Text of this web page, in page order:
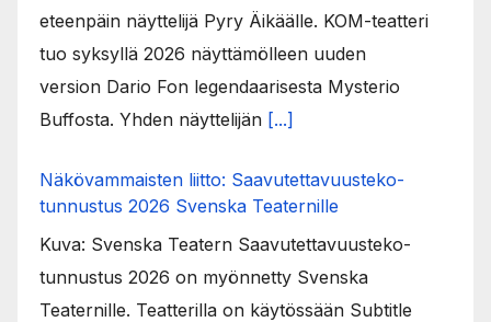
eteenpäin näyttelijä Pyry Äikäälle. KOM-teatteri
tuo syksyllä 2026 näyttämölleen uuden
version Dario Fon legendaarisesta Mysterio
Buffosta. Yhden näyttelijän [...]
Näkövammaisten liitto: Saavutettavuusteko-
tunnustus 2026 Svenska Teaternille
Kuva: Svenska Teatern Saavutettavuusteko-
tunnustus 2026 on myönnetty Svenska
Teaternille. Teatterilla on käytössään Subtitle